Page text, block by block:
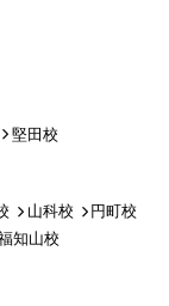
堅田校
山科校
円町校
知山校